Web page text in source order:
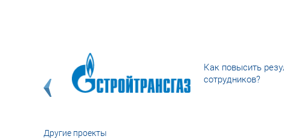
Как повысить
сотрудников?
Другие проекты